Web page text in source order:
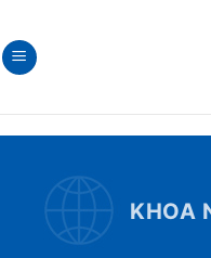
to
content
KHOA